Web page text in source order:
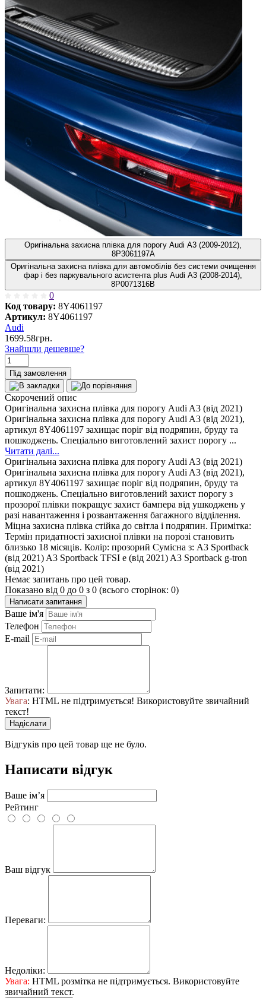
Оригінальна захисна плівка для порогу Audi A3 (2009-2012),
8P3061197A
Оригінальна захисна плівка для автомобілів без системи очищення
фар і без паркувального асистента plus Audi A3 (2008-2014),
8P0071316B
0
Код товару: 8Y4061197
Артикул: 8Y4061197
Audi
1699.58грн.
Знайшли дешевше?
Під замовлення
Скорочений опис
Оригінальна захисна плівка для порогу Audi A3 (від 2021)
Оригінальна захисна плівка для порогу Audi A3 (від 2021),
артикул 8Y4061197 захищає поріг від подряпин, бруду та
пошкоджень. Спеціально виготовлений захист порогу ...
Читати далі...
Оригінальна захисна плівка для порогу Audi A3 (від 2021)
Оригінальна захисна плівка для порогу Audi A3 (від 2021),
артикул 8Y4061197 захищає поріг від подряпин, бруду та
пошкоджень. Спеціально виготовлений захист порогу з
прозорої плівки покращує захист бампера від ушкоджень у
разі навантаження і розвантаження багажного відділення.
Міцна захисна плівка стійка до світла і подряпин. Примітка:
Термін придатності захисної плівки на порозі становить
близько 18 місяців. Колір: прозорий Сумісна з: A3 Sportback
(від 2021) A3 Sportback TFSI e (від 2021) A3 Sportback g-tron
(від 2021)
Немає запитань про цей товар.
Показано від 0 до 0 з 0 (всього сторінок: 0)
Написати запитання
Ваше ім'я
Телефон
E-mail
Запитати:
Увага: HTML не підтримується! Використовуйте звичайний
текст!
Надіслати
Відгуків про цей товар ще не було.
Написати відгук
Ваше ім’я
Рейтинг
Ваш відгук
Переваги:
Недоліки:
Увага: HTML розмітка не підтримується. Використовуйте
звичайний текст.